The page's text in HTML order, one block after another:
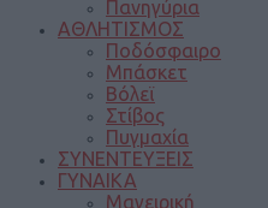
Πανηγύρια
ΑΘΛΗΤΙΣΜΟΣ
Ποδόσφαιρο
Μπάσκετ
Βόλεϊ
Στίβος
Πυγμαχία
ΣΥΝΕΝΤΕΥΞΕΙΣ
ΓΥΝΑΙΚΑ
Μαγειρική